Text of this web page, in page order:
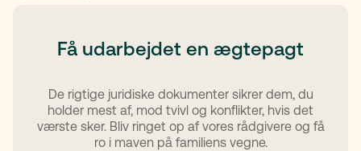
Få udarbejdet en ægtepagt
De rigtige juridiske dokumenter sikrer dem, du
holder mest af, mod tvivl og konflikter, hvis det
værste sker. Bliv ringet op af vores rådgivere og få
ro i maven på familiens vegne.